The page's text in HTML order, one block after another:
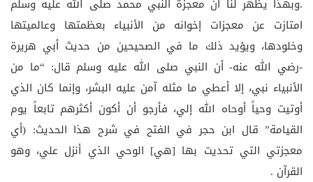
امتازت عن معجزات إخوانه من الأنبياء بعظمتها وعالميتها
وخلودها، ويؤيد ذلك ما في الصحيحين من حديث أبي هريرة
-رضي الله عنه- أن النبي صلى الله عليه وسلم قال: “ما من
الأنبياء نبي، إلا أعطي ما مثله آمن عليه البشر، وإنما كان الذي
أوتيت وحياً أوحاه الله إلي، فأرجو أن أكون أكثرهم تابعاً يوم
القيامة” قال ابن حجر في الفتح في شرح هذا الحديث: (أي
معجزتي التي تحديت بها [هي] الوحي الذي أنزل علي، وهو
القرآن .